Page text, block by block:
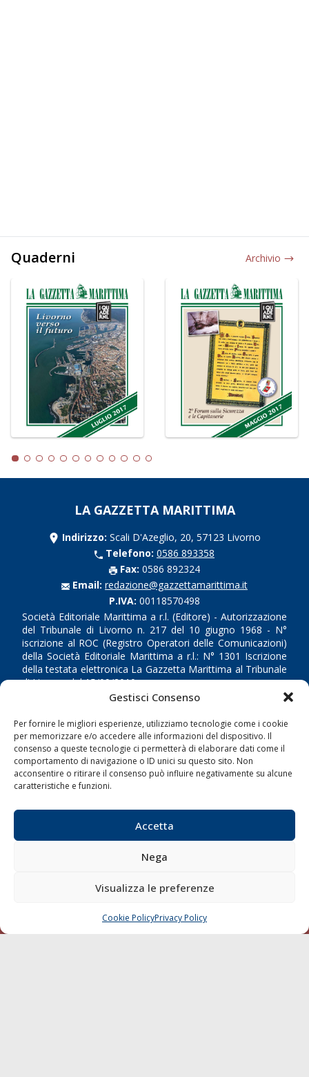
Gestisci Consenso
Per fornire le migliori esperienze, utilizziamo tecnologie come i cookie
per memorizzare e/o accedere alle informazioni del dispositivo. Il
consenso a queste tecnologie ci permetterà di elaborare dati come il
comportamento di navigazione o ID unici su questo sito. Non
acconsentire o ritirare il consenso può influire negativamente su alcune
caratteristiche e funzioni.
Accetta
Nega
Visualizza le preferenze
Cookie PolicyPrivacy Policy
Quaderni Archivio
LA GAZZETTA MARITTIMA
Indirizzo: Scali D'Azeglio, 20, 57123 Livorno
Telefono: 0586 893358
Fax: 0586 892324
Email: redazione@gazzettamarittima.it
P.IVA: 00118570498
Società Editoriale Marittima a r.l. (Editore) - Autorizzazione
del Tribunale di Livorno n. 217 del 10 giugno 1968 - N°
iscrizione al ROC (Registro Operatori delle Comunicazioni)
della Società Editoriale Marittima a r.l.: N° 1301 Iscrizione
della testata elettronica La Gazzetta Marittima al Tribunale
di Livorno del 15/09/2010.
Shipping
Porti/Interporti
Varie
Sostenibilità
Compagnie di Navigazione
Diporto
Chi siamo
CHIAMA SCRIVI